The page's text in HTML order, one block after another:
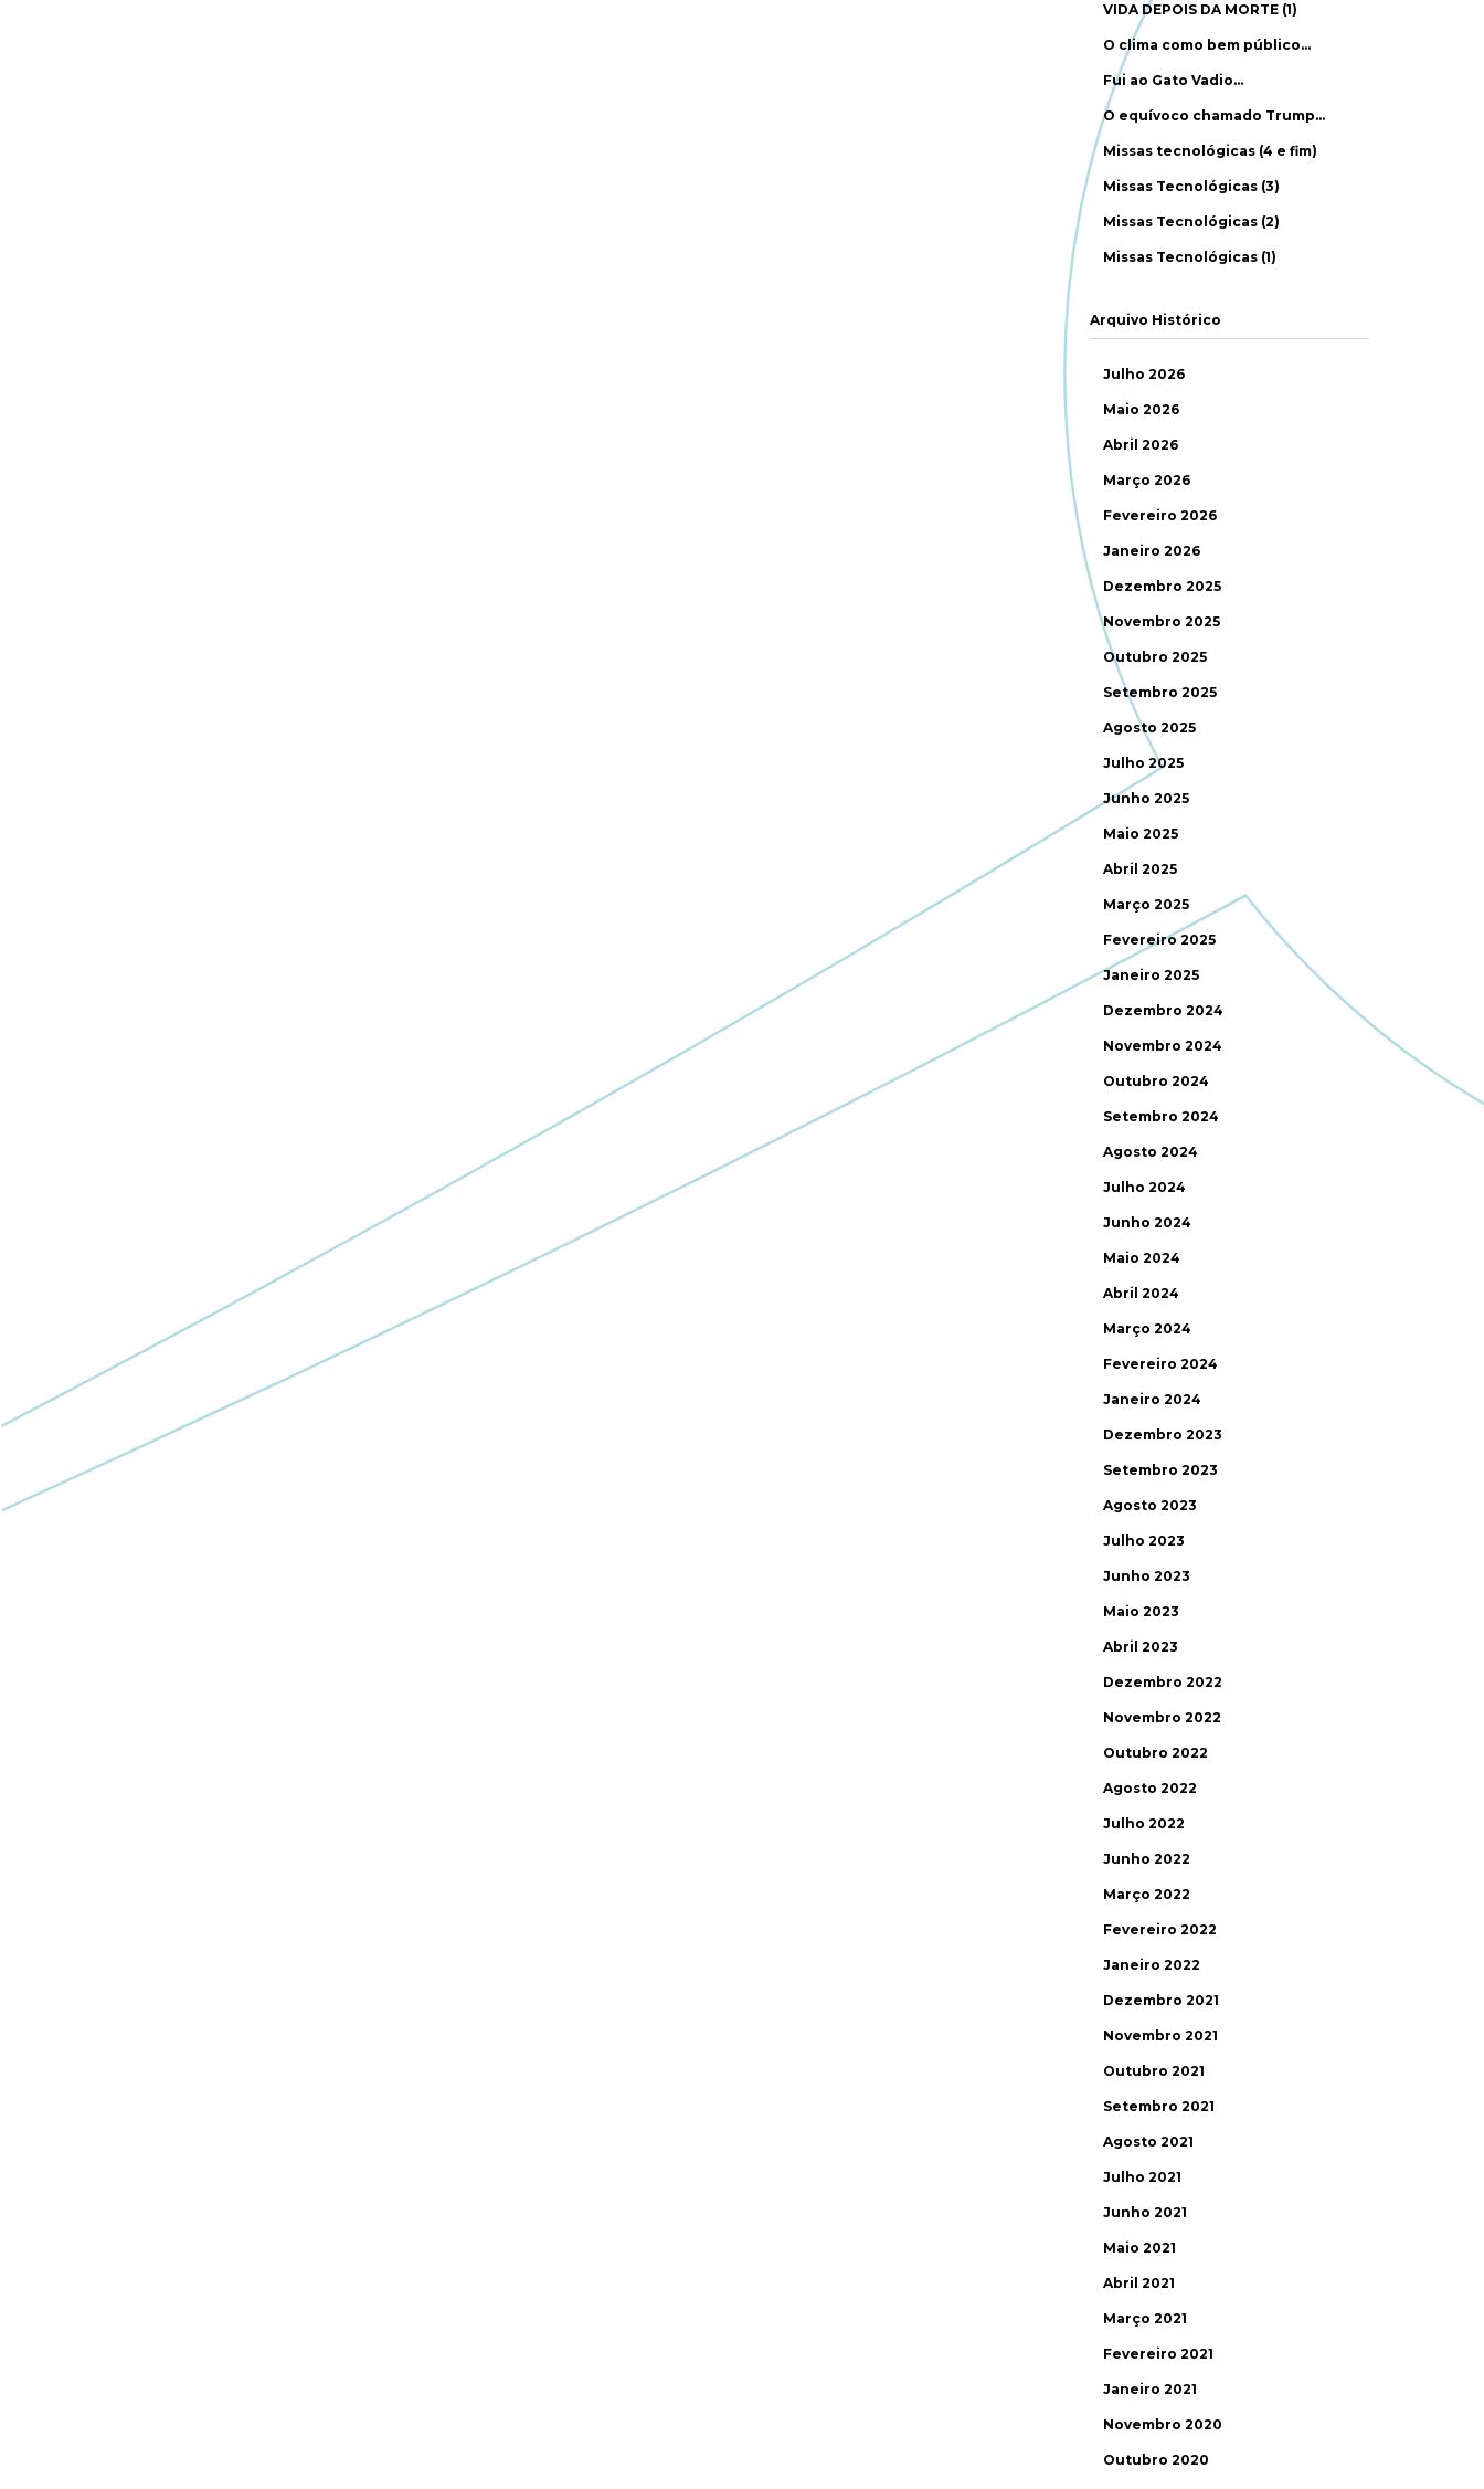
VIDA DEPOIS DA MORTE (1)
O clima como bem público…
Fui ao Gato Vadio…
O equívoco chamado Trump…
Missas tecnológicas (4 e fim)
Missas Tecnológicas (3)
Missas Tecnológicas (2)
Missas Tecnológicas (1)
Arquivo Histórico
Julho 2026
Maio 2026
Abril 2026
Março 2026
Fevereiro 2026
Janeiro 2026
Dezembro 2025
Novembro 2025
Outubro 2025
Setembro 2025
Agosto 2025
Julho 2025
Junho 2025
Maio 2025
Abril 2025
Março 2025
Fevereiro 2025
Janeiro 2025
Dezembro 2024
Novembro 2024
Outubro 2024
Setembro 2024
Agosto 2024
Julho 2024
Junho 2024
Maio 2024
Abril 2024
Março 2024
Fevereiro 2024
Janeiro 2024
Dezembro 2023
Setembro 2023
Agosto 2023
Julho 2023
Junho 2023
Maio 2023
Abril 2023
Dezembro 2022
Novembro 2022
Outubro 2022
Agosto 2022
Julho 2022
Junho 2022
Março 2022
Fevereiro 2022
Janeiro 2022
Dezembro 2021
Novembro 2021
Outubro 2021
Setembro 2021
Agosto 2021
Julho 2021
Junho 2021
Maio 2021
Abril 2021
Março 2021
Fevereiro 2021
Janeiro 2021
Novembro 2020
Outubro 2020